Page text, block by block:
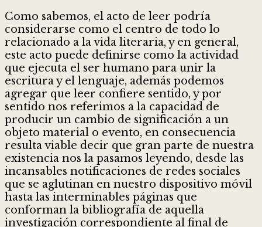
Como sabemos, el acto de leer podría
considerarse como el centro de todo lo
relacionado a la vida literaria, y en general,
este acto puede definirse como la actividad
que ejecuta el ser humano para unir la
escritura y el lenguaje, además podemos
agregar que leer confiere sentido, y por
sentido nos referimos a la capacidad de
producir un cambio de significación a un
objeto material o evento, en consecuencia
resulta viable decir que gran parte de nuestra
existencia nos la pasamos leyendo, desde las
incansables notificaciones de redes sociales
que se aglutinan en nuestro dispositivo móvil
hasta las interminables páginas que
conforman la bibliografía de aquella
investigación correspondiente al final de